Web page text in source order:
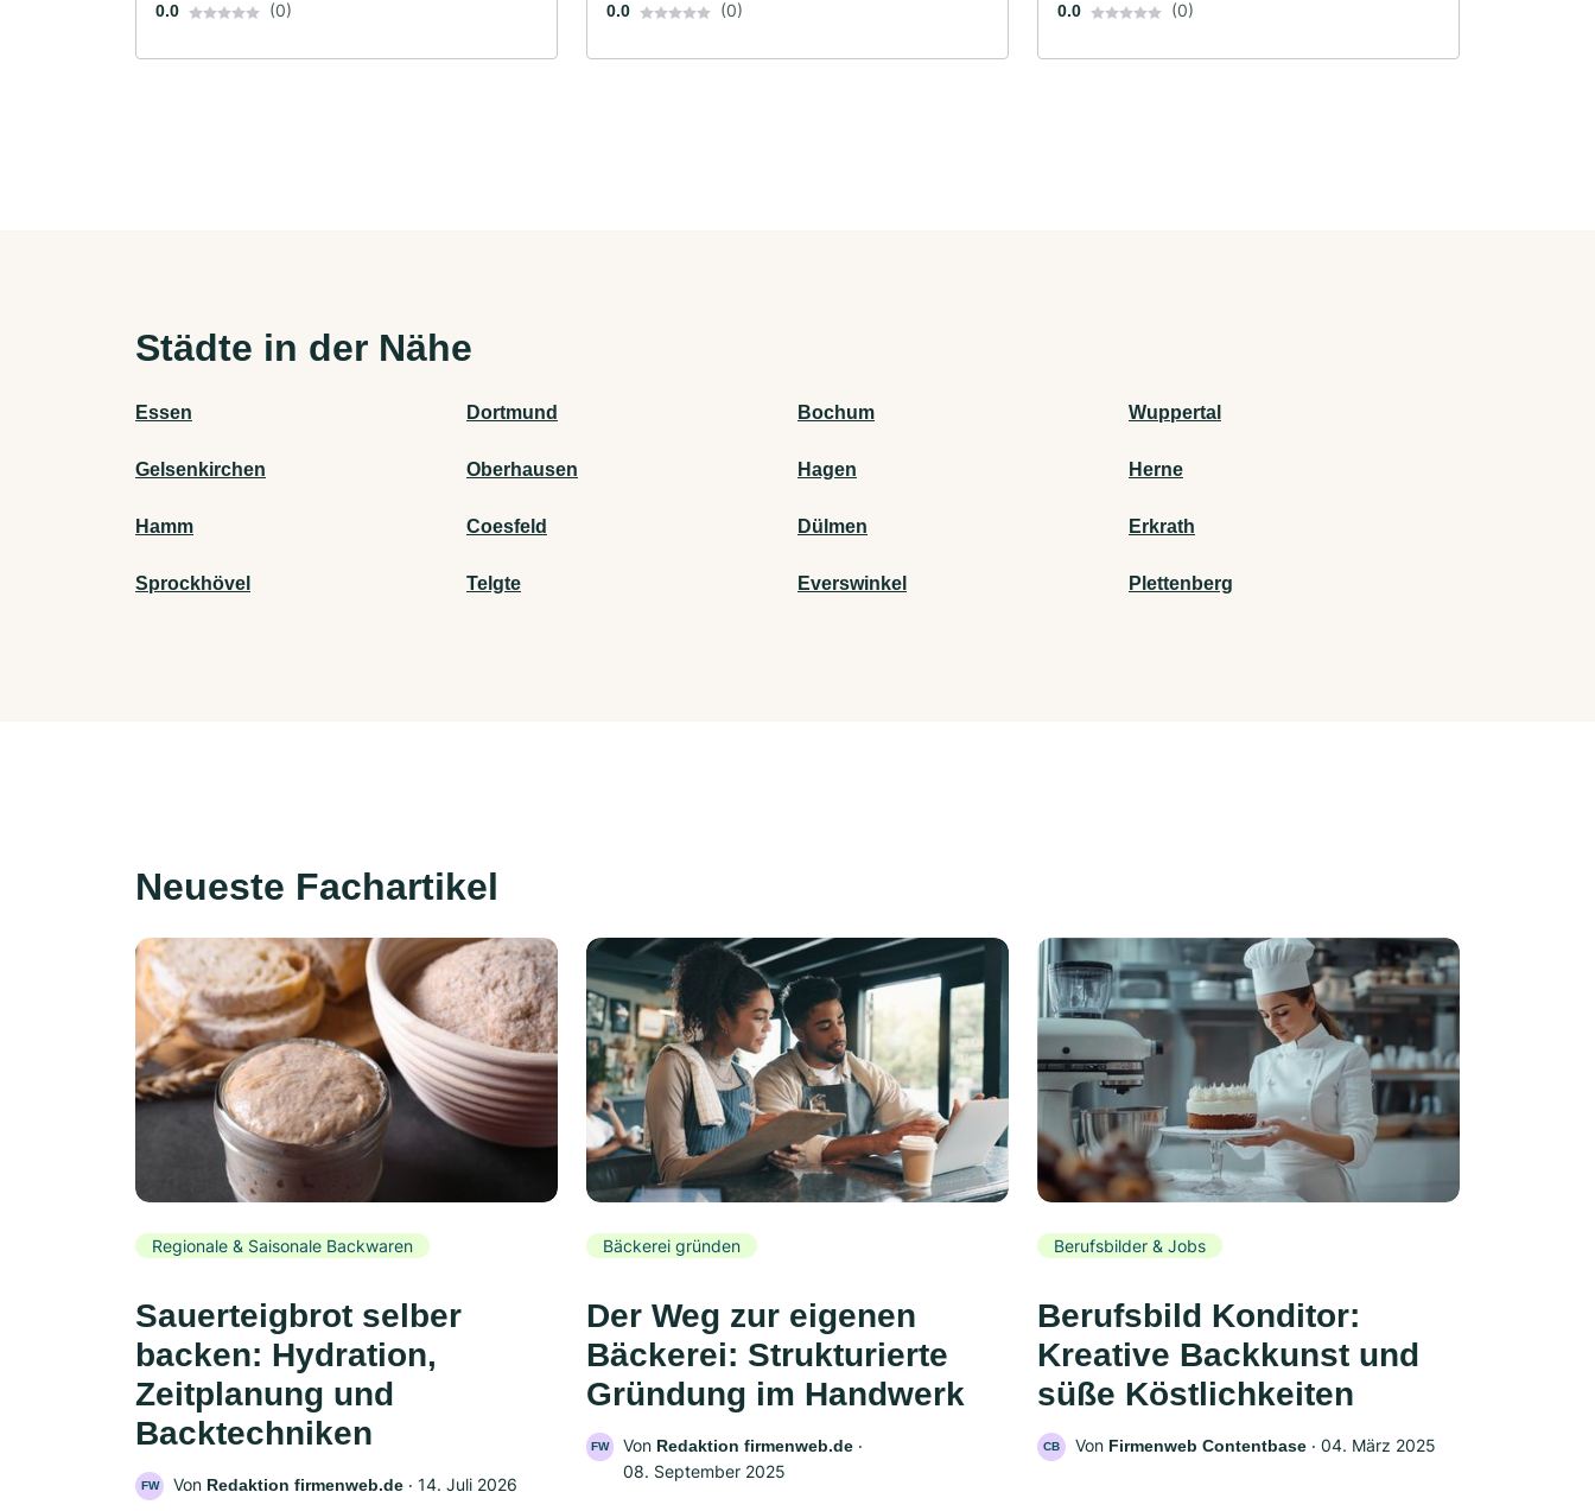
0.0 (0) 0.0 (0) 0.0 (0)
Städte in der Nähe
Essen Dortmund Bochum Wuppertal
Gelsenkirchen Oberhausen Hagen Herne
Hamm Coesfeld Dülmen Erkrath
Sprockhövel Telgte Everswinkel Plettenberg
Neueste Fachartikel
Regionale & Saisonale Backwaren
Sauerteigbrot selber
backen: Hydration,
Zeitplanung und
Backtechniken
FW Von Redaktion firmenweb.de ‧ 14. Juli 2026
Bäckerei gründen
Der Weg zur eigenen
Bäckerei: Strukturierte
Gründung im Handwerk
FW Von Redaktion firmenweb.de‧
08. September 2025
Berufsbilder & Jobs
Berufsbild Konditor:
Kreative Backkunst und
süße Köstlichkeiten
CB Von Firmenweb Contentbase ‧ 04. März 2025